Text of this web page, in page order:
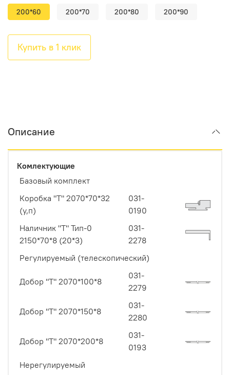
Купить в 1 клик
200*60 200*70 200*80 200*90
Описание
Комлектующие
Базовый комплект
Коробка "Т" 2070*70*32
(у,п)
031-
0190
Наличник "Т" Тип-0
2150*70*8 (20*3)
031-
2278
Регулируемый (телескопический)
Добор "Т" 2070*100*8
031-
2279
Добор "Т" 2070*150*8
031-
2280
Добор "Т" 2070*200*8
031-
0193
Нерегулируемый